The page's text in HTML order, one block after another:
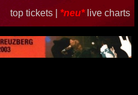
top tickets | *neu* live charts